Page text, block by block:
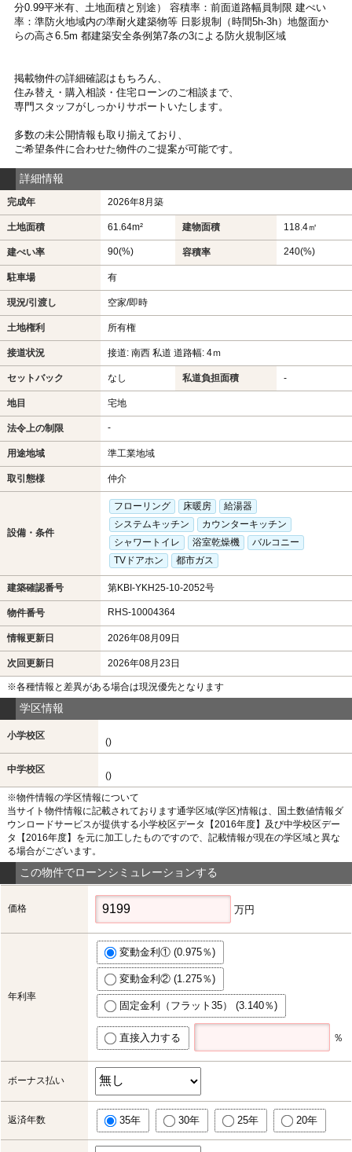
分0.99平米有、土地面積と別途） 容積率：前面道路幅員制限 建ぺい
率：準防火地域内の準耐火建築物等 日影規制（時間5h-3h）地盤面か
らの高さ6.5m 都建築安全条例第7条の3による防火規制区域
掲載物件の詳細確認はもちろん、
住み替え・購入相談・住宅ローンのご相談まで、
専門スタッフがしっかりサポートいたします。
多数の未公開情報も取り揃えており、
ご希望条件に合わせた物件のご提案が可能です。
詳細情報
完成年 2026年8月築
土地面積 61.64m² 建物面積 118.4㎡
建ぺい率 90(%) 容積率 240(%)
駐車場 有
現況/引渡し 空家/即時
土地権利 所有権
接道状況 接道: 南西 私道 道路幅: 4ｍ
セットバック なし 私道負担面積 -
地目 宅地
法令上の制限 -
用途地域 準工業地域
取引態様 仲介
設備・条件
フローリング 床暖房
給湯器
システムキッチン
カウンターキッチン
シャワートイレ
浴室乾燥機
バルコニー
TVドアホン
都市ガス
建築確認番号 第KBI-YKH25-10-2052号
物件番号 RHS-10004364
情報更新日 2026年08月09日
次回更新日 2026年08月23日
※各種情報と差異がある場合は現況優先となります
学区情報
小学校区
()
中学校区
()
※物件情報の学区情報について
当サイト物件情報に記載されております通学区域(学区)情報は、国土数値情報ダ
ウンロードサービスが提供する小学校区データ【2016年度】及び中学校区デー
タ【2016年度】を元に加工したものですので、記載情報が現在の学区域と異な
る場合がございます。
この物件でローンシミュレーションする
価格 万円
年利率
変動金利① (0.975％)
変動金利② (1.275％)
固定金利（フラット35） (3.140％)
直接入力する ％
ボーナス払い
返済年数 35年 30年 25年 20年